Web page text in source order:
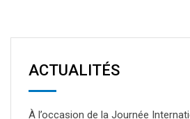
ACTUALITÉS
À l’occasion de la Journée